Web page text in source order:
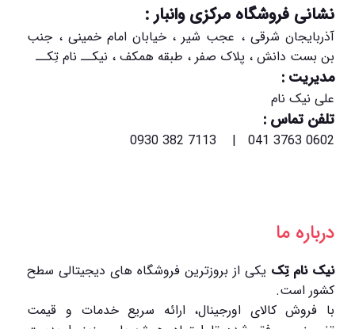
نشانی فروشگاه مرکزی وانبار :
آذربایجان شرقی ، عجب شیر ، خیابان امام خمینی ، جنب
بن بست دانش ، پلاک صفر ، طبقه همکف ، نیکــ نام تِکــ
مدیریت :
علی نیک نام
تلفن تماس :
0602 3763 041 | 7113 382 0930
درباره ما
نیک نام تِک یکی از بروزترین فروشگاه های دیجیتالی سطح
کشور است.
با فروش کالای اورجینال، ارائه سریع خدمات و قیمت